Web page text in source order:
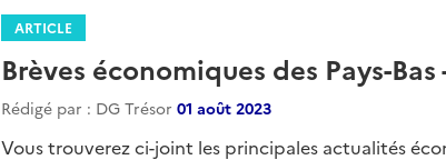
ARTICLE
Brèves économiques des Pays-
Rédigé par : DG Trésor 01 août 2023
Vous trouverez ci-joint les principales actualités